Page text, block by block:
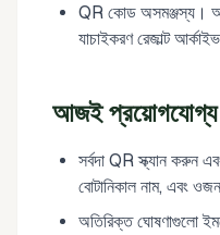
QR কোড অসমঞ্জস্য।
যাচাইকরণ রেজাল্ট
আজই প্রয়োগযোগ্য
সর্বদা QR স্ক্যান করুন
বোটানিকাল নাম, এবং
অতিরিক্ত ঘোষণাগুলো